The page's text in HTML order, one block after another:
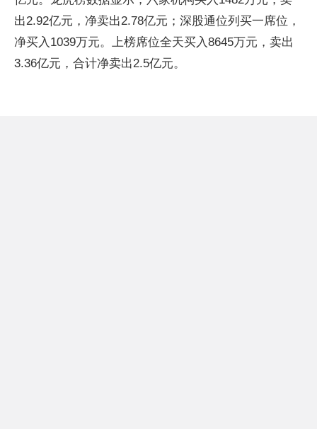
出2.92亿元，净卖出2.78亿元；深股通位列买一席位，
净买入1039万元。上榜席位全天买入8645万元，卖出
3.36亿元，合计净卖出2.5亿元。